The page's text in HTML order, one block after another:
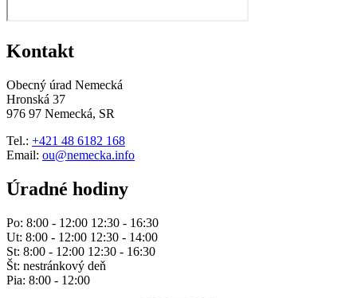
Kontakt
Obecný úrad Nemecká
Hronská 37
976 97 Nemecká, SR
Tel.: +421 48 6182 168
Email: ou@nemecka.info
Úradné hodiny
Po: 8:00 - 12:00 12:30 - 16:30
Ut: 8:00 - 12:00 12:30 - 14:00
St: 8:00 - 12:00 12:30 - 16:30
Št: nestránkový deň
Pia: 8:00 - 12:00